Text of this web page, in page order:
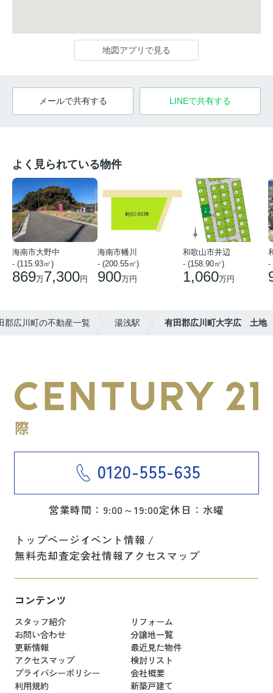
地図アプリで見る
メールで共有する LINEで共有する
よく見られている物件
海南市大野中
- (115.93㎡)
869万7,300円
海南市幡川
- (200.55㎡)
900万円
和歌山市井辺
- (158.90㎡)
1,060万円
-
郡広川町の不動産一覧 湯浅駅 有田郡広川町大字広 土地
0120-555-635
営業時間：9:00～19:00定休日：水曜
トップページイベント情報
無料売却査定会社情報アクセスマップ
コンテンツ
スタッフ紹介
リフォーム
お問い合わせ
分譲地一覧
更新情報
最近見た物件
アクセスマップ
検討リスト
プライバシーポリシー
会社概要
利用規約
新築戸建て